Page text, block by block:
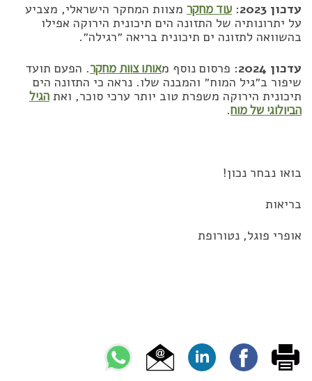
עדכון 2023
: עוד מחקר מצוות המחקר הישראלי, מצביע
על יתרונותיה של התזונה הים תיכונית הירוקה אפילו
בהשוואה לתזונה ים תיכונית בריאה ״רגילה״.
עדכון 2024
: פרסום נוסף מאותו צוות מחקר. הפעם תועד
שיפור ב״גיל המוח״ והמבנה שלו. נראה כי התזונה הים
תיכונית הירוקה משפרת טוב יותר ערכי סוכר, ואת הגיל
הביולוגי של מוח.
בואו נבחר נכון!
בריאות
אופרי פוגל, נטורופת